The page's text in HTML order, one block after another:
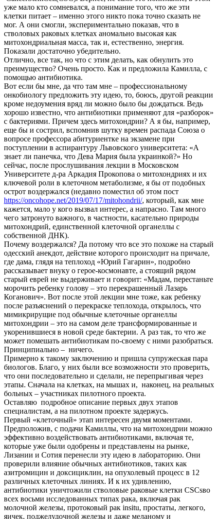
уже мало кто сомневался, а понимание того, что же эти
клетки питает – именно этого никто пока точно сказать не
мог. А они смогли, экспериментально показав, что в
стволовых раковых клетках аномально высокая как
митохондриальная масса, так и, естественно, энергия.
Показали достаточно убедительно.
Отлично, все так, но что с этим делать, как обнулить это
преимущество? Очень просто. Как и предложила Камилла, с
помощью антибиотика.
Вот если бы мне, да что там мне – профессиональному
онкобиологу предложить эту идею, то, боюсь, другой реакции
кроме недоумения вряд ли можно было бы дождаться. Ведь
хорошо известно, что антибиотики применяют для «разборок»
с бактериями. Причем здесь митохондрии? А я бы, например,
еще бы и сострил, вспомнив шутку времен распада Союза о
вопросе профессора абитуриентке на экзамене при
поступлении в аспирантуру Львовского университета: «А
знает ли панечка, что Дева Мария была украинкой?» Но
сейчас, после прослушивания лекции в Московском
Университете д-ра Аркадия Прокопова о митохондриях и их
ключевой роли в клеточном метаболизме, я бы от подобных
острот воздержался (недавно поместил об этом пост
https://oncohope.net/2019/07/17/mitohondrii/, который, как мне
кажется, мало у кого вызвал интерес, а напрасно. Там много
чего затронуто важного, в частности, касательно природы
митохондрий, единственной клеточной органеллы с
собственной ДНК).
Почему воздержался? Да потому что все это похоже на старый
одесский анекдот, действие которого происходит на причале,
где дама, глядя на теплоход «Юрий Гагарин», подробно
рассказывает внуку о герое-космонавте, а стоящий рядом
старый еврей не выдерживает и говорит: «Мадам, перестаньте
морочить ребенку голову – это перекрашенный Лазарь
Коганович». Вот после этой лекции мне тоже, как ребенку
после разъяснений о перекраске теплохода, открылось, что
мимикрирущие под обычные клеточные органеллы
митохондрии – это на самом деле трансформированные и
укоренившиеся в новой среде бактерии. А раз так, то что же
может помешать антибиотикам по-своему с ними разобраться.
Принципиально – ничего.
Примерно к такому заключению и пришла супружеская пара
биологов. Благо, у них были все возможности это проверить,
что они последовательно и сделали, не перепрыгивая через
этапы. Сначала на клетках, на мышах и, наконец, на реальных
больных – участниках пилотного проекта.
Оставляю подробное описание первых двух этапов
специалистам, а на пилотном проекте задержусь.
Первый «клеточный» этап интересен двумя моментами.
Предположив, с подачи Камиллы, что на митохондрии можно
эффективно воздействовать антибиотиками, включая те,
которые уже были одобрены и представлены на рынке,
Лизании и Сотия перенесли эту идею в лабораторию. Они
проверили влияние обычных антибиотиков, таких как
азитромицин и доксициклин, на опухолевый процесс в 12
различных клеточных линиях. И к их удивлению,
антибиотики уничтожили стволовые раковые клетки CSCsво
всех восьми исследованных типах рака, включая рак
молочной железы, протоковый рак insitu, простаты, легкого,
яичек, поджелудочной железы и даже меланому и